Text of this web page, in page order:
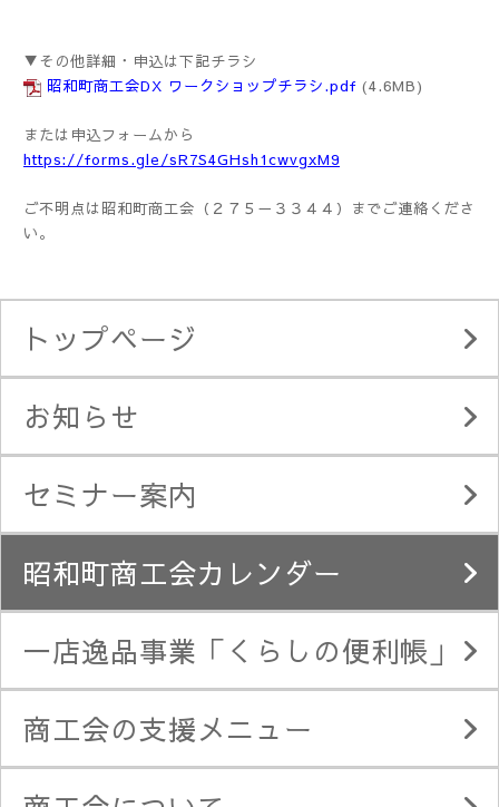
▼その他詳細・申込は下記チラシ
昭和町商工会DX ワークショップチラシ.pdf (4.6MB)
または申込フォームから
https://forms.gle/sR7S4GHsh1cwvgxM9
ご不明点は昭和町商工会（２７５－３３４４）までご連絡くださ
い。
トップページ
お知らせ
セミナー案内
昭和町商工会カレンダー
一店逸品事業「くらしの便利帳」
商工会の支援メニュー